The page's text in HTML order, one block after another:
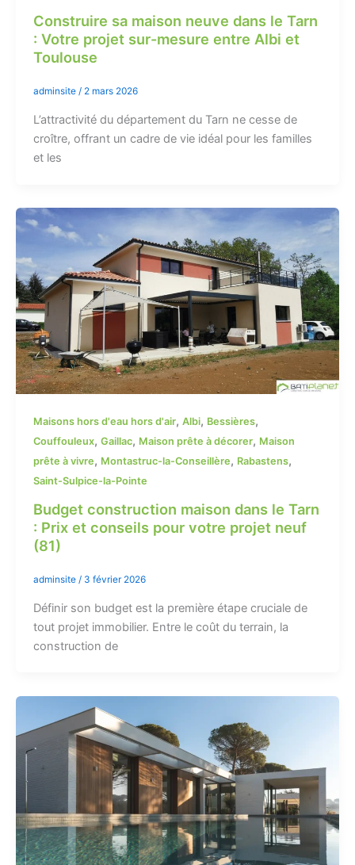
Construire sa maison neuve dans le Tarn
: Votre projet sur-mesure entre Albi et
Toulouse
adminsite / 2 mars 2026
L’attractivité du département du Tarn ne cesse de
croître, offrant un cadre de vie idéal pour les familles
et les
Maisons hors d'eau hors d'air, Albi, Bessières,
Couffouleux, Gaillac, Maison prête à décorer, Maison
prête à vivre, Montastruc-la-Conseillère, Rabastens,
Saint-Sulpice-la-Pointe
Budget construction maison dans le Tarn
: Prix et conseils pour votre projet neuf
(81)
adminsite / 3 février 2026
Définir son budget est la première étape cruciale de
tout projet immobilier. Entre le coût du terrain, la
construction de